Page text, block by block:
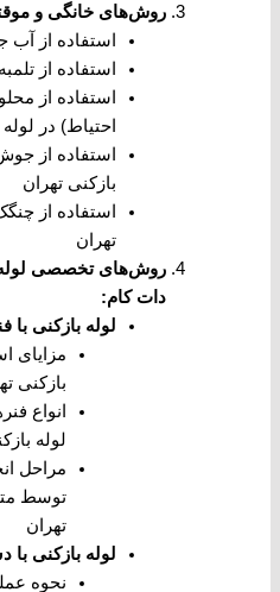
روش‌های خانگی و
استفاده از آب
استفاده از
استفاده از
احتیاط) در
استفاده از
بازکنی تهران
استفاده از
تهران
روش‌های تخصصی لوله
دات کام:
لوله بازکنی با
مزایای
بازکنی
انواع
لوله
مراحل
توسط
تهران
لوله بازکنی با
نحوه